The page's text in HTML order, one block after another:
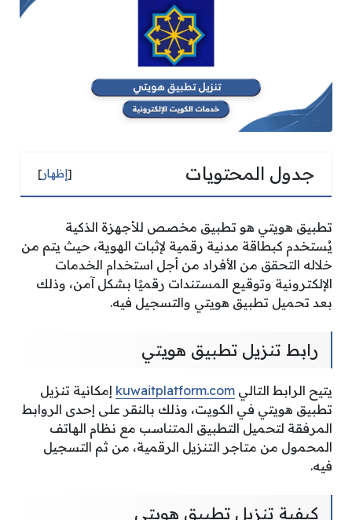
جدول المحتويات [إظهار]
تطبيق هويتي هو تطبيق مخصص للأجهزة الذكية
يُستخدم كبطاقة مدنية رقمية لإثبات الهوية، حيث يتم من
خلاله التحقق من الأفراد من أجل استخدام الخدمات
الإلكترونية وتوقيع المستندات رقميًا بشكل آمن، وذلك
بعد تحميل تطبيق هويتي والتسجيل فيه.
رابط تنزيل تطبيق هويتي
يتيح الرابط التالي kuwaitplatform.com إمكانية تنزيل
تطبيق هويتي في الكويت، وذلك بالنقر على إحدى الروابط
المرفقة لتحميل التطبيق المتناسب مع نظام الهاتف
المحمول من متاجر التنزيل الرقمية، من ثم التسجيل
فيه.
كيفية تنزيل تطبيق هويتي